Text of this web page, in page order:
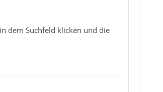
dem Suchfeld klicken und die